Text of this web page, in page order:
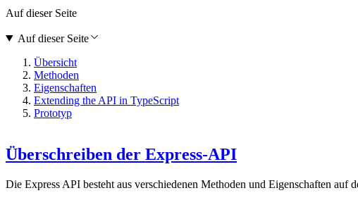
Überschreiben der Express-API
Die Express API besteht aus verschiedenen Methoden und Eigenschaften
Auf dieser Seite
Auf dieser Seite
Übersicht
Methoden
Eigenschaften
Extending the API in TypeScript
Prototyp